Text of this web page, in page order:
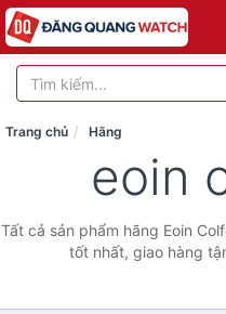
Trang chủ Hãng
eoin
Tất cả sản phẩm hãng Eoin
tốt nhất, giao hàng